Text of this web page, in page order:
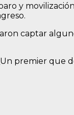
y
captar
premier